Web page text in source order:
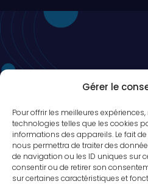
Gérer le
Pour offrir les meilleures
technologies telles que les cookies
informations des appareils. Le fait
nous permettra de traiter des
de navigation ou les ID uniques sur
consentir ou de retirer son
sur certaines caractéristiques et
Ne ratez rien,